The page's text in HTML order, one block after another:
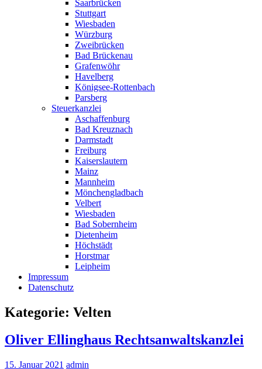
Saarbrücken
Stuttgart
Wiesbaden
Würzburg
Zweibrücken
Bad Brückenau
Grafenwöhr
Havelberg
Königsee-Rottenbach
Parsberg
Steuerkanzlei
Aschaffenburg
Bad Kreuznach
Darmstadt
Freiburg
Kaiserslautern
Mainz
Mannheim
Mönchengladbach
Velbert
Wiesbaden
Bad Sobernheim
Dietenheim
Höchstädt
Horstmar
Leipheim
Impressum
Datenschutz
Kategorie: Velten
Oliver Ellinghaus Rechtsanwaltskanzlei
15. Januar 2021 admin